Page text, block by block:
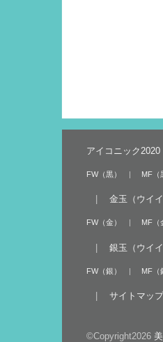
アイコニック2020
FW（黒） MF（
金玉（ウイイ
FW（金） MF（
銀玉（ウイイ
FW（銀） MF（
サイトマップ
©Copyright2026